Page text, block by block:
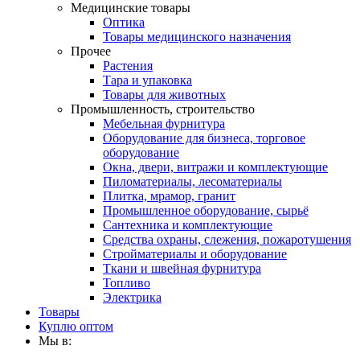
Медицинские товары
Оптика
Товары медицинского назначения
Прочее
Растения
Тара и упаковка
Товары для животных
Промышленность, строительство
Мебельная фурнитура
Оборудование для бизнеса, торговое
оборудование
Окна, двери, витражи и комплектующие
Пиломатериалы, лесоматериалы
Плитка, мрамор, гранит
Промышленное оборудование, сырьё
Сантехника и комплектующие
Средства охраны, слежения, пожаротушения
Стройматериалы и оборудование
Ткани и швейная фурнитура
Топливо
Электрика
Товары
Куплю оптом
Мы в: